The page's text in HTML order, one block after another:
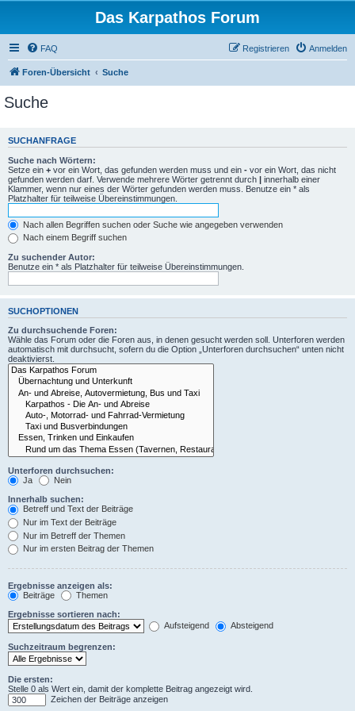
Das Karpathos Forum
FAQ Anmelden
Registrieren
Foren-Übersicht Suche
Suche
SUCHANFRAGE
Suche nach Wörtern:
Setze ein + vor ein Wort, das gefunden werden muss und ein - vor ein Wort, das nicht
gefunden werden darf. Verwende mehrere Wörter getrennt durch | innerhalb einer
Klammer, wenn nur eines der Wörter gefunden werden muss. Benutze ein * als
Platzhalter für teilweise Übereinstimmungen.
Nach allen Begriffen suchen oder Suche wie angegeben verwenden
Nach einem Begriff suchen
Zu suchender Autor:
Benutze ein * als Platzhalter für teilweise Übereinstimmungen.
SUCHOPTIONEN
Zu durchsuchende Foren:
Wähle das Forum oder die Foren aus, in denen gesucht werden soll. Unterforen werden
automatisch mit durchsucht, sofern du die Option „Unterforen durchsuchen“ unten nicht
deaktivierst.
Unterforen durchsuchen:
Ja
Nein
Innerhalb suchen:
Betreff und Text der Beiträge
Nur im Text der Beiträge
Nur im Betreff der Themen
Nur im ersten Beitrag der Themen
Ergebnisse anzeigen als:
Beiträge
Themen
Ergebnisse sortieren nach:
Aufsteigend
Absteigend
Suchzeitraum begrenzen:
Die ersten:
Stelle 0 als Wert ein, damit der komplette Beitrag angezeigt wird.
Zeichen der Beiträge anzeigen